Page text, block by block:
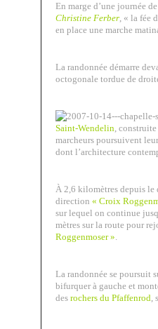
En marge d’une journée
Christine Ferber, « la fée
en place une marche
La randonnée démarre
octogonale tordue de
Saint-Wendelin,
marcheurs poursuivent
dont l’architecture
À 2,6 kilomètres depuis le
direction « Croix
sur lequel on continue
mètres sur la route pour
Roggenmoser ».
La randonnée se poursuit
bifurquer à gauche et
des rochers du Pfaffenrod,